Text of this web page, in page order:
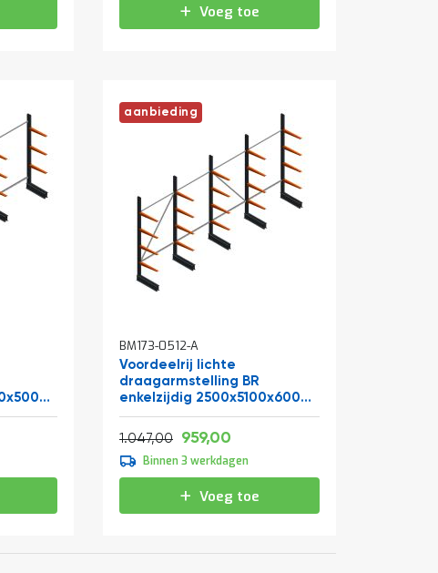
Voeg toe
aanbieding
BM173-0512-A
Voordeelrij lichte
draagarmstelling BR
enkelzijdig 2500x5100x600
mm (hxbxd) 4 niveaus
Normale prijs
1.047,00 1.266,87
Vanaf
959,00
Binnen 3 werkdagen
Voeg toe